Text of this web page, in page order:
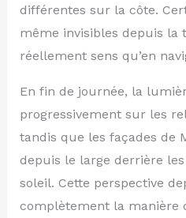
différentes sur la côte.
même invisibles depuis la
réellement sens qu’en
En fin de journée, la
progressivement sur les
tandis que les façades de
depuis le large derrière
soleil. Cette perspective
complètement la manière